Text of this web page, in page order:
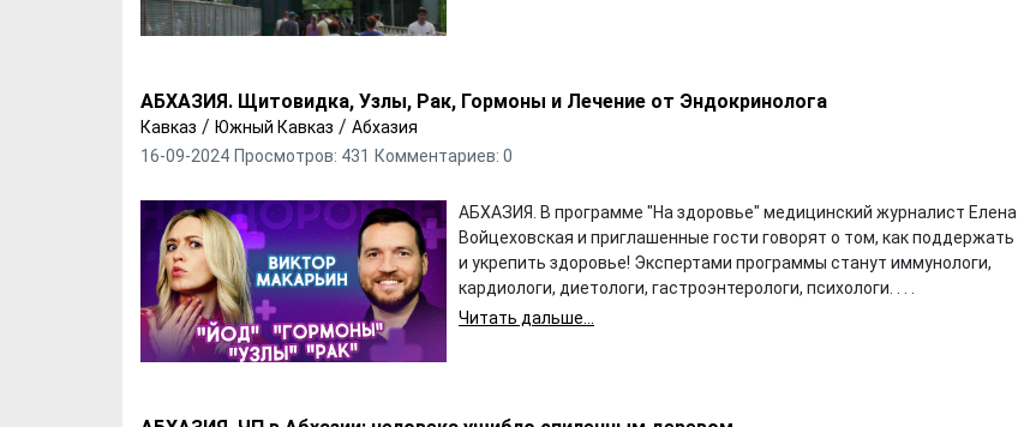
АБХАЗИЯ. Щитовидка, Узлы, Рак, Гормоны и Лечение от Эндокринолога
Кавказ / Южный Кавказ / Абхазия
16-09-2024 Просмотров: 431 Комментариев: 0
АБХАЗИЯ. В программе "На здоровье" медицинский журналист Елена
Войцеховская и приглашенные гости говорят о том, как поддержать
и укрепить здоровье! Экспертами программы станут иммунологи,
кардиологи, диетологи, гастроэнтерологи, психологи. . . .
Читать дальше...
Хотели бы Вы
регион РФ?
Выбираем дизайн
законопроект?
блогера"?